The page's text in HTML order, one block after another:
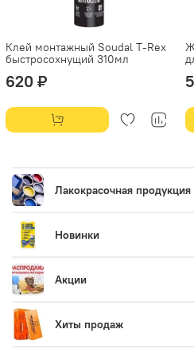
Клей монтажный Soudal T-Rex
быстросохнущий 310мл
620 ₽
Лакокрасочная продукция
Новинки
Акции
Хиты продаж